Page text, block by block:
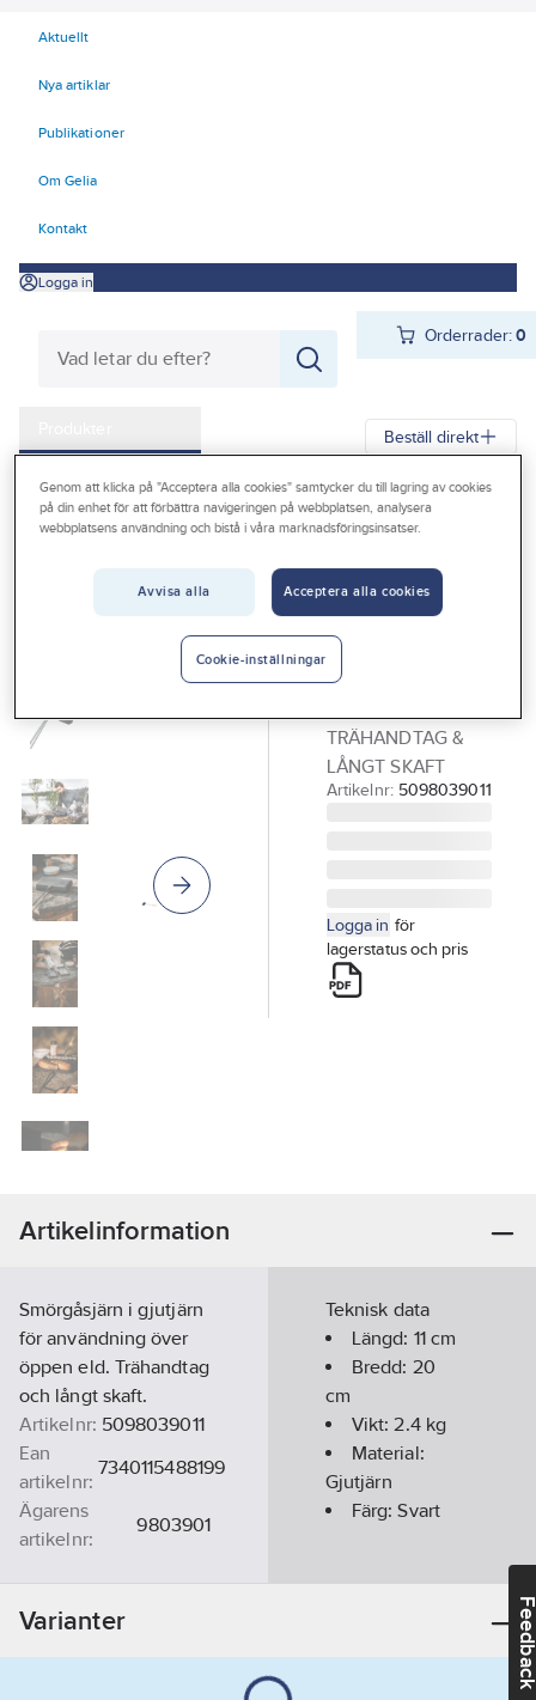
Aktuellt
Nya artiklar
Publikationer
Om Gelia
Kontakt
Logga in
Orderrader:0
Outlet
Vanliga frågor
Beställ direkt
Gelia Produkter Gelia Förnödenheter & Förbrukning
Utomhusmatlagning
Grilljärn och kärl
HÄLLMARK
Smörgåsjärn
SMÖRGÅSJÄRN
HM8819
TRÄHANDTAG &
LÅNGT SKAFT
Artikelnr: 5098039011
Logga in för
lagerstatus och pris
Artikelinformation
Smörgåsjärn i gjutjärn
för användning över
öppen eld. Trähandtag
och långt skaft.
Artikelnr: 5098039011
Ean
artikelnr:
7340115488199
Ägarens
artikelnr:
9803901
Teknisk data
Längd: 11cm
Bredd: 20
cm
Vikt:2.4kg
Material:
Gjutjärn
Färg:Svart
Varianter
Genom att klicka på "Acceptera alla cookies" samtycker du till lagring av cookies
på din enhet för att förbättra navigeringen på webbplatsen, analysera
webbplatsens användning och bistå i våra marknadsföringsinsatser.
Avvisa alla Acceptera alla cookies
Cookie-inställningar